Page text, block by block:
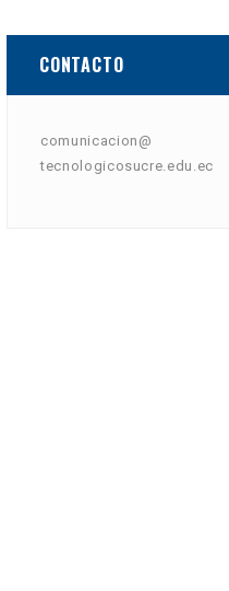
CONTACTO
comunicacion@
tecnologicosucre.edu.ec